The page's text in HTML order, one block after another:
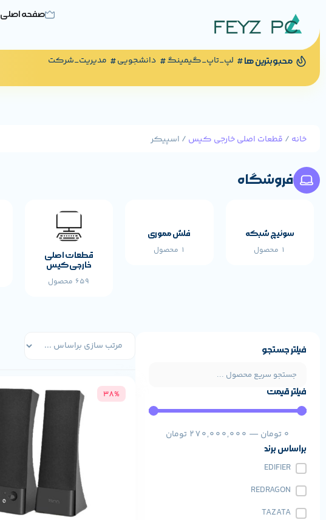
صفحه اصلی
محبوبترین ها لپ_تاپ_گیمینگ دانشجویی مدیریت_شرکت
خانه / قطعات اصلی خارجی کیس / اسپیکر
فروشگاه
سوئیچ شبکه
1 محصول
فلش مموری
1 محصول
قطعات اصلی
خارجی کیس
659 محصول
فیلتر جستجو
فیلتر قیمت
0 تومان —
270,000,000 تومان
براساس برند
EDIFIER
REDRAGON
TAZATA
38%
مشخصات پایه محصول